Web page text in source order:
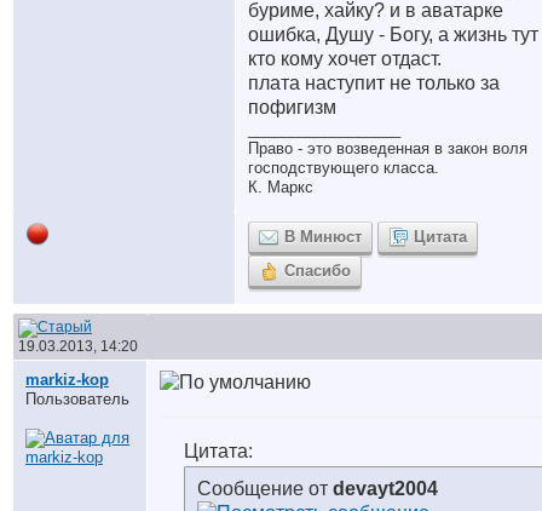
буриме, хайку? и в аватарке
ошибка, Душу - Богу, а жизнь
кто кому хочет отдаст.
плата наступит не только за
пофигизм
Право - это возведенная в закон воля
господствующего класса.
К. Маркс
В Минюст
Цитата
Спасибо
19.03.2013, 14:20
markiz-kop
Пользователь
Цитата:
Сообщение от devayt2004